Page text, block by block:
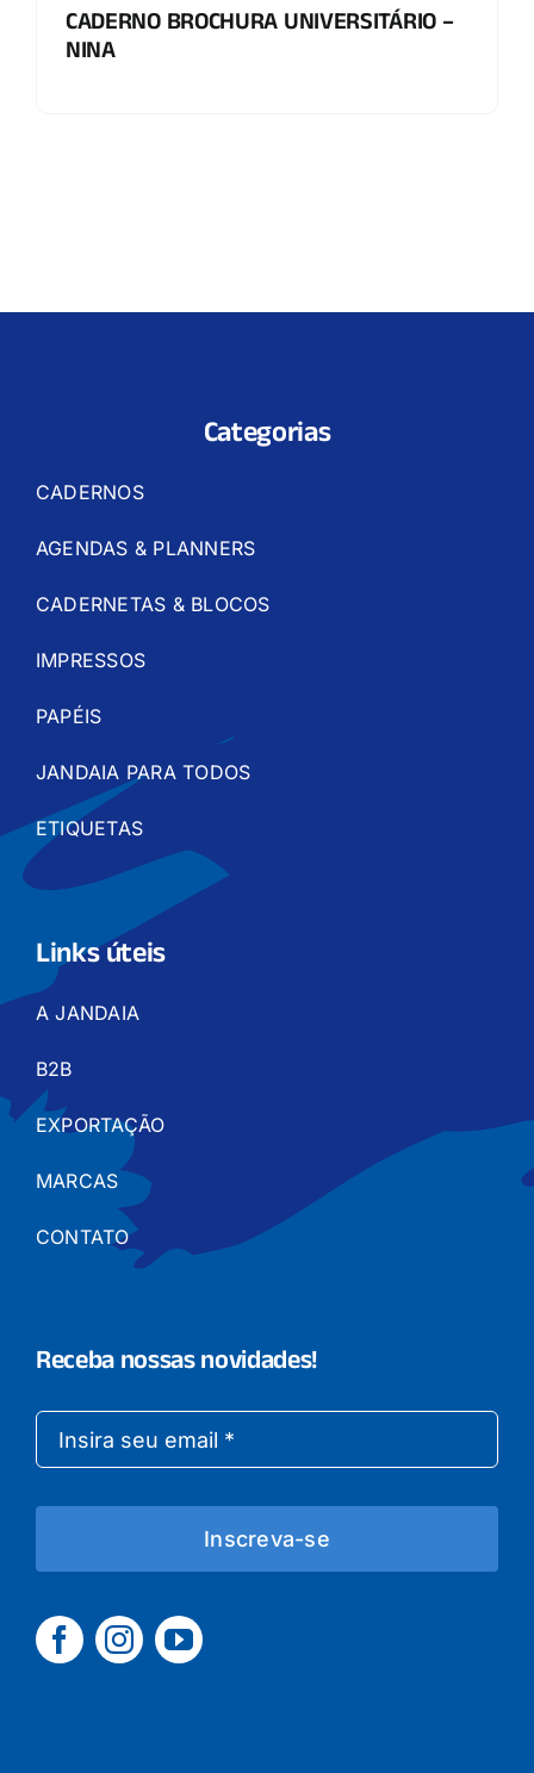
CADERNO BROCHURA UNIVERSITÁRIO –
NINA
Categorias
CADERNOS
AGENDAS & PLANNERS
CADERNETAS & BLOCOS
IMPRESSOS
PAPÉIS
JANDAIA PARA TODOS
ETIQUETAS
Links úteis
A JANDAIA
B2B
EXPORTAÇÃO
MARCAS
CONTATO
Receba nossas novidades!
Inscreva-se